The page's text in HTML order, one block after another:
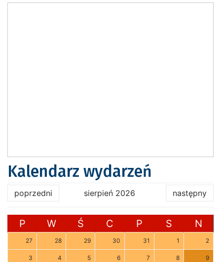
Kalendarz wydarzeń
poprzedni sierpień 2026 następny
P W Ś C P S N
27 28 29 30 31 1 2
3 4 5 6 7 8 9